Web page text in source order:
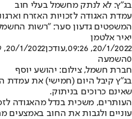
בג"ץ: לא לנתק מחשמל בעלי חוב
עמדת האגודה לזכויות האזרח
המשפטים גדעון סער: "רשות
יאיר אלטמן
20/1/2022, 09:26
,עודכן20/1/2022, 14:09
0השמעה
חברת חשמל, צילום: יהושע יוסף
בג"ץ קיבל היום (חמישי) את עמדת
שאינם כרוכים בניתוק.
העותרים, משכית בנדל מהאגודה
עוניים ולגבות את החוב באמצעים